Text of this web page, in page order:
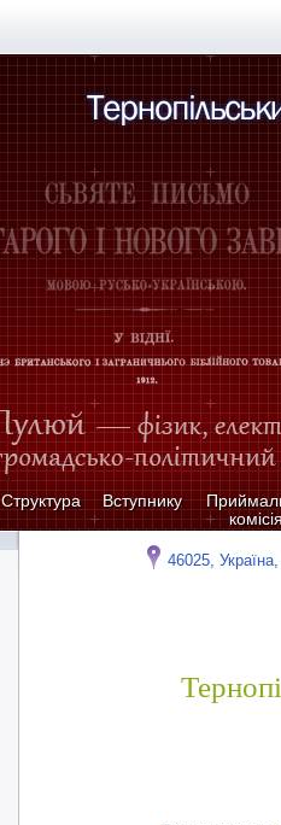
Структура Вступнику
46025,